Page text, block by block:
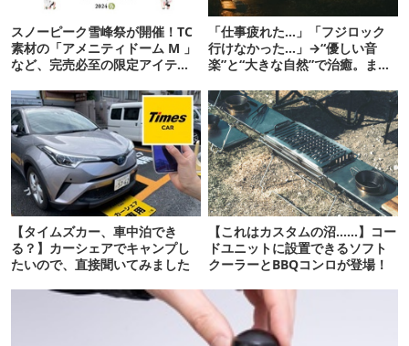
スノーピーク雪峰祭が開催！TC
素材の「アメニティドーム M 」
など、完売必至の限定アイテム
「仕事疲れた…」「フジロック
行けなかった…」→“優しい音
楽”と“大きな自然”で治癒。まだ
【タイムズカー、車中泊でき
る？】カーシェアでキャンプし
たいので、直接聞いてみました
【これはカスタムの沼……】コー
ドユニットに設置できるソフト
クーラーとBBQコンロが登場！